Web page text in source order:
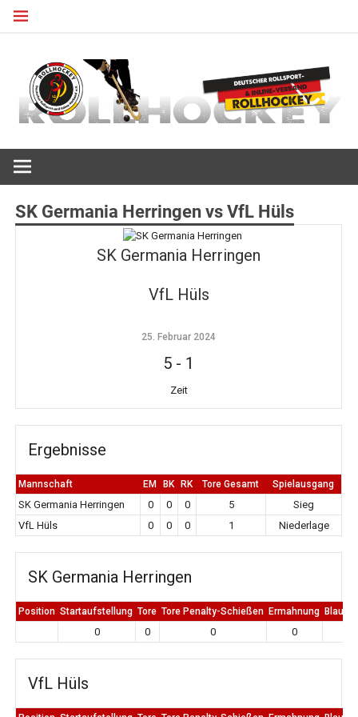
Zum
SK Germania Herringen vs VfL Hüls
SK Germania Herringen
VfL Hüls
25. Februar 2024
5 - 1
Zeit
Ergebnisse
Mannschaft EM BK RK Tore Gesamt Spielausgang
SK Germania Herringen 0 0 0 5
Sieg
VfL Hüls
0 0 0 1 Niederlage
SK Germania Herringen
Position Startaufstellung Tore Tore Penalty-Schießen Ermahnung Blaue
0 0 0 0
VfL Hüls